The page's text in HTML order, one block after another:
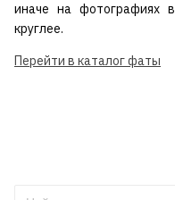
иначе на фотографиях
круглее.
Перейти в каталог фаты